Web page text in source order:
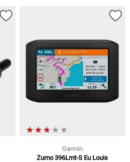
Garmin
Zumo 396Lmt-S Eu Louis